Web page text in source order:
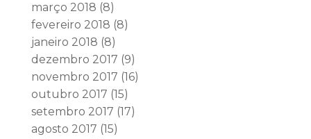
março 2018 (8)
fevereiro 2018 (8)
janeiro 2018 (8)
dezembro 2017 (9)
novembro 2017 (16)
outubro 2017 (15)
setembro 2017 (17)
agosto 2017 (15)